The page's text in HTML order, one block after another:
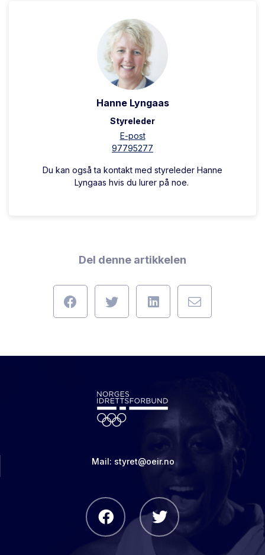
Hanne Lyngaas
Styreleder
E-post
97795277
Du kan også ta kontakt med styreleder Hanne
Lyngaas hvis du lurer på noe.
Del denne artikkelen
Mail: styret@oeir.no